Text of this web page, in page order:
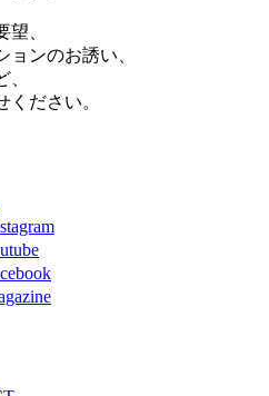
、
ョンのお誘い、
ください。